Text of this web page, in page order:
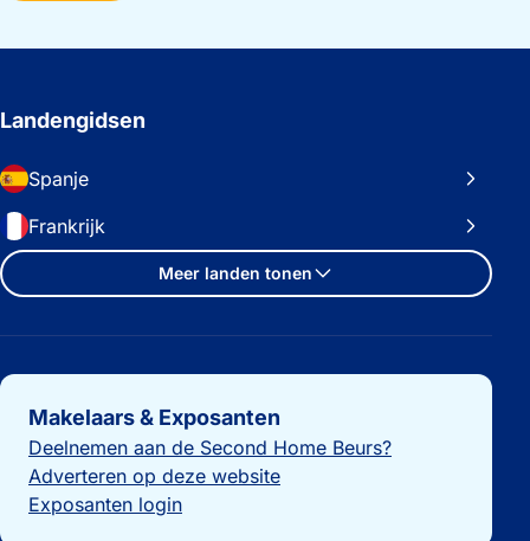
Landengidsen
Spanje
Frankrijk
Meer landen tonen
Belangrijke links
Makelaars & Exposanten
Deelnemen aan de Second Home Beurs?
Adverteren op deze website
Exposanten login